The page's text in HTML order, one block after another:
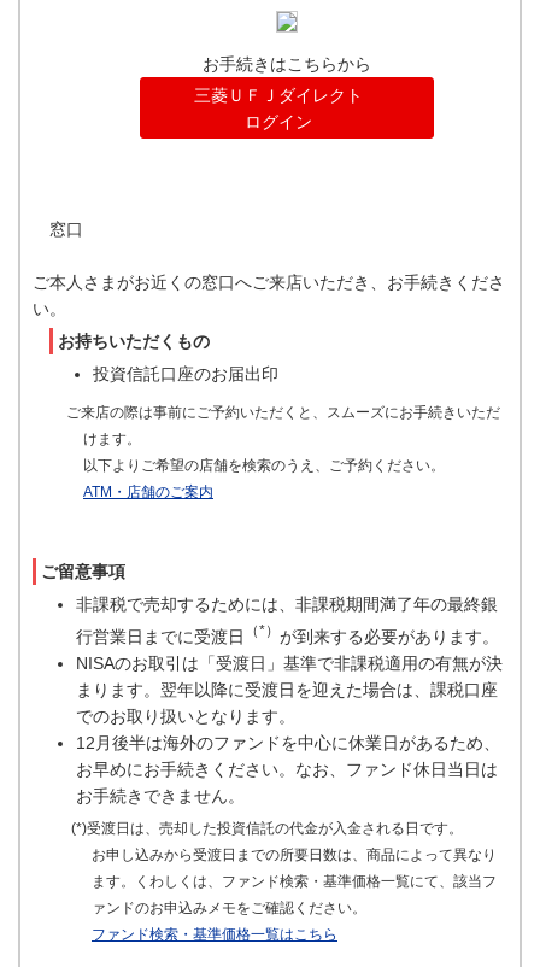
お手続きはこちらから
三菱ＵＦＪダイレクト
ログイン
窓口
ご本人さまがお近くの窓口へご来店いただき、お手続きくださ
い。
お持ちいただくもの
投資信託口座のお届出印
ご来店の際は事前にご予約いただくと、スムーズにお手続きいただ
けます。
以下よりご希望の店舗を検索のうえ、ご予約ください。
ATM・店舗のご案内
ご留意事項
非課税で売却するためには、非課税期間満了年の最終銀
行営業日までに受渡日
（*） が到来する必要があります。
NISAのお取引は「受渡日」基準で非課税適用の有無が決
まります。翌年以降に受渡日を迎えた場合は、課税口座
でのお取り扱いとなります。
12月後半は海外のファンドを中心に休業日があるため、
お早めにお手続きください。なお、ファンド休日当日は
お手続きできません。
(*)受渡日は、売却した投資信託の代金が入金される日です。
お申し込みから受渡日までの所要日数は、商品によって異なり
ます。くわしくは、ファンド検索・基準価格一覧にて、該当フ
ァンドのお申込みメモをご確認ください。
ファンド検索・基準価格一覧はこちら